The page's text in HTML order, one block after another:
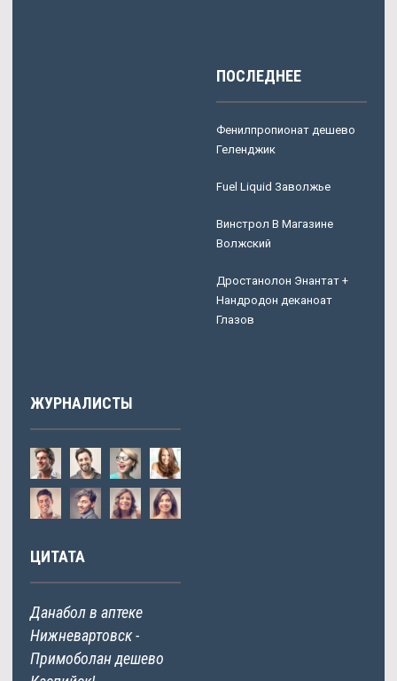
ПОСЛЕДНЕЕ
Фенилпропионат дешево
Геленджик
Fuel Liquid Заволжье
Винстрол В Магазине
Волжский
Дростанолон Энантат +
Нандродон деканоат
Глазов
ЖУРНАЛИСТЫ
ЦИТАТА
Данабол в аптеке
Нижневартовск -
Примоболан дешево